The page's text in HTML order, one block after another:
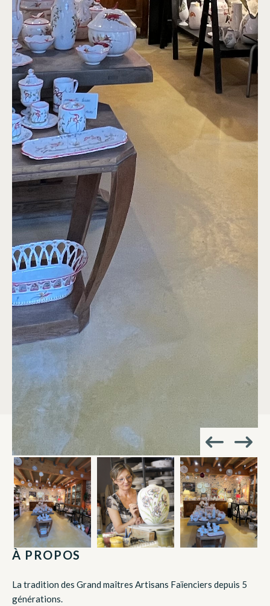
À PROPOS
La tradition des Grand maîtres Artisans Faïenciers depuis 5
générations.